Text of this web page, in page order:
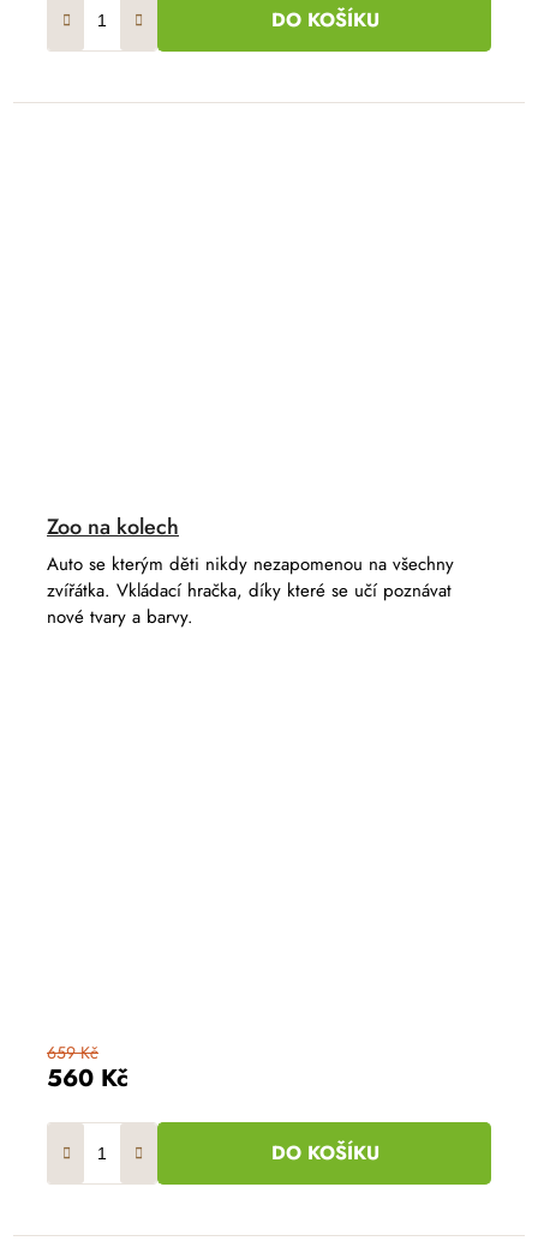
DO KOŠÍKU
Zoo na kolech
560 Kč
659 Kč
DO KOŠÍKU
Auto se kterým děti nikdy nezapomenou na všechny
zvířátka. Vkládací hračka, díky které se učí poznávat
nové tvary a barvy.